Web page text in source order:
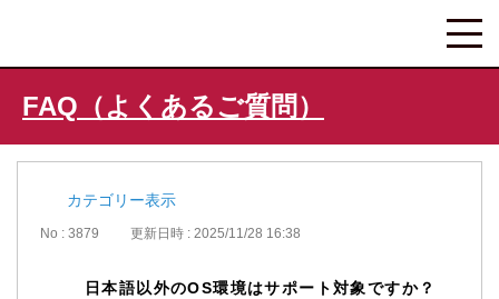
FAQ（よくあるご質問）
カテゴリー表示
No : 3879 更新日時 : 2025/11/28 16:38
日本語以外のOS環境はサポート対象ですか？